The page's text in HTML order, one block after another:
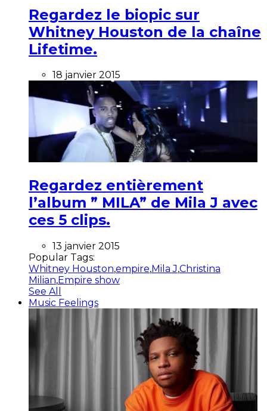
Regardez le biopic sur
Whitney Houston de la chaîne
Lifetime.
18 janvier 2015
Regardez entièrement
l’album ” MILA” de Mila J avec
ces 5 clips.
13 janvier 2015
Popular Tags:
Whitney Houston,empire,Mila J,Christina
Milian,Empire show
See All
Music Feelings